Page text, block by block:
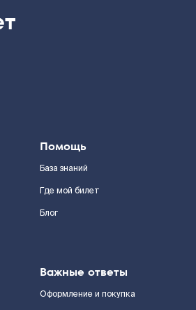
Помощь
База знаний
Где мой билет
Блог
Важные ответы
Оформление и покупка